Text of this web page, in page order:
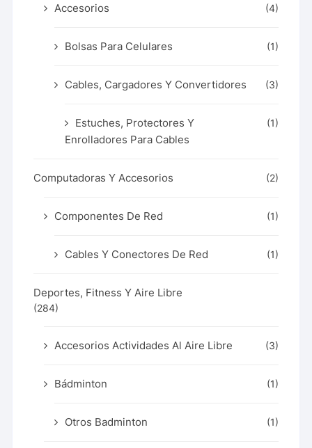
Accesorios (4)
Bolsas Para Celulares (1)
Cables, Cargadores Y Convertidores (3)
Estuches, Protectores Y
Enrolladores Para Cables
(1)
Computadoras Y Accesorios (2)
Componentes De Red (1)
Cables Y Conectores De Red (1)
Deportes, Fitness Y Aire Libre
(284)
Accesorios Actividades Al Aire Libre (3)
Bádminton (1)
Otros Badminton (1)